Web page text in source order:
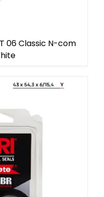
06 Classic N-com